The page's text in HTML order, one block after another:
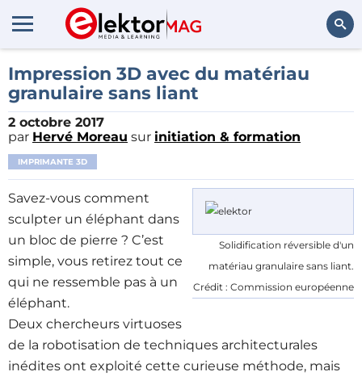
Rechercher
Impression 3D avec du matériau
granulaire sans liant
2 octobre 2017
par Hervé Moreau sur initiation & formation
IMPRIMANTE 3D
Solidification réversible d'un
matériau granulaire sans liant.
Crédit : Commission européenne
Savez-vous comment
sculpter un éléphant dans
un bloc de pierre ? C’est
simple, vous retirez tout ce
qui ne ressemble pas à un
éléphant.
Deux chercheurs virtuoses
de la robotisation de techniques architecturales
inédites ont exploité cette curieuse méthode, mais